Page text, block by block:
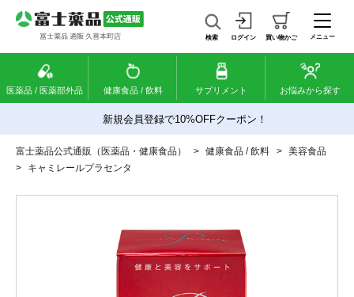
検索 ログイン 買い物かご メニュー
医薬品 / 医薬部外品 健康食品 / 飲料 サプリメント お悩みから探す
新規会員登録で10%OFFクーポン！
富士薬品公式通販（医薬品・健康食品） > 健康食品 / 飲料 > 美容食品
>
キャミレールプラセンタ